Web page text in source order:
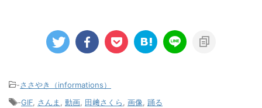
-ささやき（informations）
-GIF, さんま , 動画, 田﨑さくら, 画像, 踊る